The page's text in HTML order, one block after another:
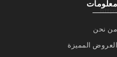
معلومات
من نحن
العروض المميزة